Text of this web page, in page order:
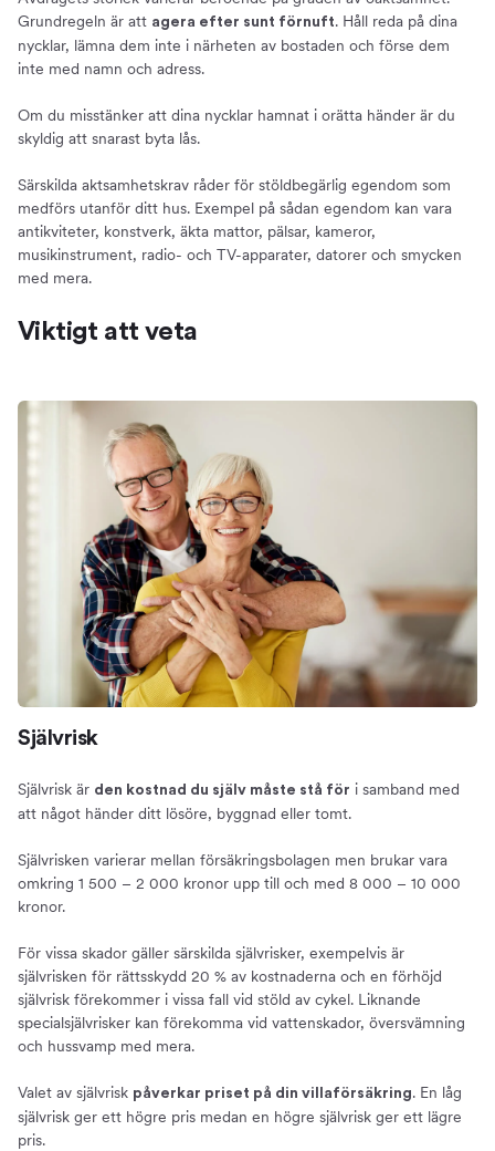
Grundregeln är att agera efter sunt förnuft. Håll reda på dina
nycklar, lämna dem inte i närheten av bostaden och förse dem
inte med namn och adress.
Om du misstänker att dina nycklar hamnat i orätta händer är du
skyldig att snarast byta lås.
Särskilda aktsamhetskrav råder för stöldbegärlig egendom som
medförs utanför ditt hus. Exempel på sådan egendom kan vara
antikviteter, konstverk, äkta mattor, pälsar, kameror,
musikinstrument, radio- och TV-apparater, datorer och smycken
med mera.
Viktigt att veta
Självrisk
Självrisk är den kostnad du själv måste stå för i samband med
att något händer ditt lösöre, byggnad eller tomt.
Självrisken varierar mellan försäkringsbolagen men brukar vara
omkring 1 500 – 2 000 kronor upp till och med 8 000 – 10 000
kronor.
För vissa skador gäller särskilda självrisker, exempelvis är
självrisken för rättsskydd 20 % av kostnaderna och en förhöjd
självrisk förekommer i vissa fall vid stöld av cykel. Liknande
specialsjälvrisker kan förekomma vid vattenskador, översvämning
och hussvamp med mera.
Valet av självrisk påverkar priset på din villaförsäkring. En låg
självrisk ger ett högre pris medan en högre självrisk ger ett lägre
pris.